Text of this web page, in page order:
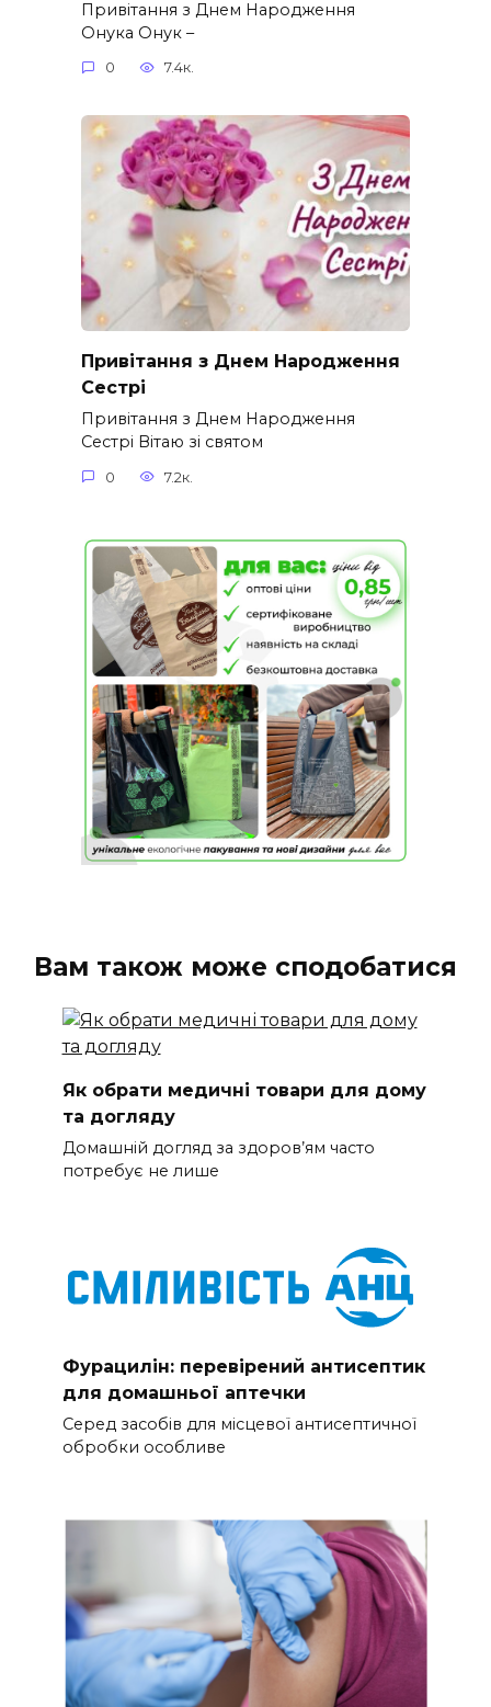
Привітання з Днем Народження
Онука Онук –
0 7.4к.
Привітання з Днем Народження
Сестрі
Привітання з Днем Народження
Сестрі Вітаю зі святом
0 7.2к.
Вам також може сподобатися
Як обрати медичні товари для дому
та догляду
Домашній догляд за здоров’ям часто
потребує не лише
Фурацилін: перевірений антисептик
для домашньої аптечки
Серед засобів для місцевої антисептичної
обробки особливе